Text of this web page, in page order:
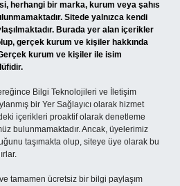
herhangi bir marka, kurum veya şahıs
Sitede yalnızca kendi
Burada yer alan içerikler
gerçek kurum ve kişiler hakkında
kurum ve kişiler ile isim
Bilgi Teknolojileri ve İletişim
bir Yer Sağlayıcı olarak hizmet
içerikleri proaktif olarak denetleme
bulunmamaktadır. Ancak, üyelerimiz
taşımakta olup, siteye üye olarak bu
tamamen ücretsiz bir bilgi paylaşım